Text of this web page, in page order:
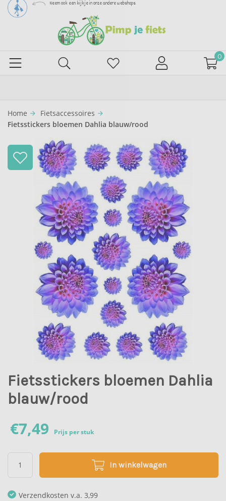
Neem ook een kijkje in onze andere webshops
0
Home arrow_forward Fietsaccessoires arrow_forward
Fietsstickers bloemen Dahlia blauw/rood
Fietsstickers bloemen Dahlia
blauw/rood
€7,49 Prijs per stuk
In winkelwagen
Verzendkosten v.a. 3,99